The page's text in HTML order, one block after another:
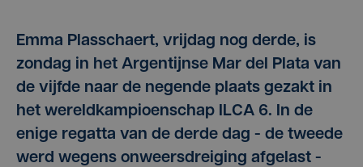
Emma Plasschaert, vrijdag nog derde, is
zondag in het Argentijnse Mar del Plata van
de vijfde naar de negende plaats gezakt in
het wereldkampioenschap ILCA 6. In de
enige regatta van de derde dag - de tweede
werd wegens onweersdreiging afgelast -